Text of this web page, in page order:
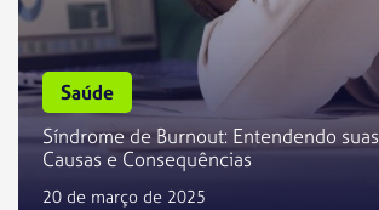
Saúde
Síndrome de Burnout: Entendendo suas
Causas e Consequências
20 de março de 2025